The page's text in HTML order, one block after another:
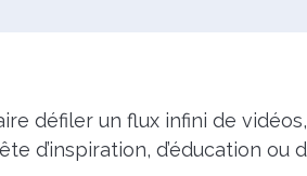
défiler un flux infini de
d’inspiration, d’éducation ou